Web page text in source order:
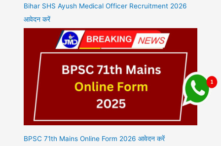
Bihar SHS Ayush Medical Officer Recruitment 2026
आवेदन करें
BPSC 71th Mains Online Form 2026 आवेदन करें